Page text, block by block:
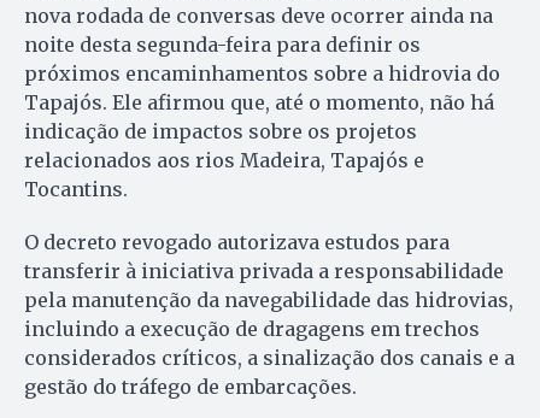
nova rodada de conversas deve ocorrer ainda na
noite desta segunda-feira para definir os
próximos encaminhamentos sobre a hidrovia do
Tapajós. Ele afirmou que, até o momento, não há
indicação de impactos sobre os projetos
relacionados aos rios Madeira, Tapajós e
Tocantins.
O decreto revogado autorizava estudos para
transferir à iniciativa privada a responsabilidade
pela manutenção da navegabilidade das hidrovias,
incluindo a execução de dragagens em trechos
considerados críticos, a sinalização dos canais e a
gestão do tráfego de embarcações.